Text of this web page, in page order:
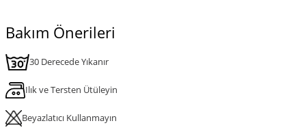
Bakım Önerileri
30 Derecede Yıkanır
Ilık ve Tersten Ütüleyin
Beyazlatıcı Kullanmayın